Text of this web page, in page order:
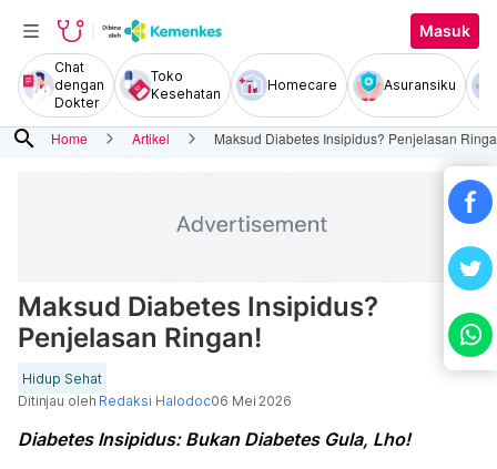
Masuk
Chat
dengan
Dokter
Toko
Kesehatan
Homecare Asuransiku
search Home Artikel Maksud Diabetes Insipidus? Penjelasan
Maksud Diabetes Insipidus?
Penjelasan Ringan!
Hidup Sehat
Ditinjau oleh Redaksi Halodoc06 Mei 2026
Diabetes Insipidus: Bukan Diabetes Gula, Lho!